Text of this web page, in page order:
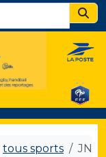
tous sports